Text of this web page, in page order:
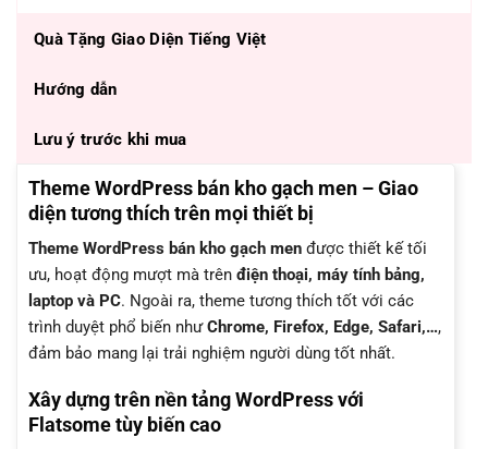
Quà Tặng Giao Diện Tiếng Việt
Hướng dẫn
Lưu ý trước khi mua
Theme WordPress bán kho gạch men – Giao
diện tương thích trên mọi thiết bị
Theme WordPress bán kho gạch men được thiết kế tối
ưu, hoạt động mượt mà trên điện thoại, máy tính bảng,
laptop và PC. Ngoài ra, theme tương thích tốt với các
trình duyệt phổ biến nhưChrome, Firefox, Edge, Safari,…,
đảm bảo mang lại trải nghiệm người dùng tốt nhất.
Xây dựng trên nền tảng WordPress với
Flatsome tùy biến cao